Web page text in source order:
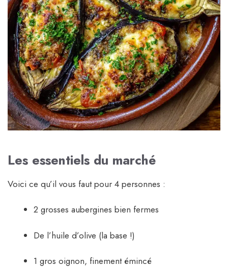
Les essentiels du marché
Voici ce qu’il vous faut pour 4 personnes :
2 grosses aubergines bien fermes
De l’huile d’olive (la base !)
1 gros oignon, finement émincé